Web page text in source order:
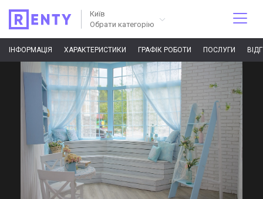
Київ
Обрати категорію
ІНФОРМАЦІЯ ХАРАКТЕРИСТИКИ ГРАФІК РОБОТИ ПОСЛУГИ